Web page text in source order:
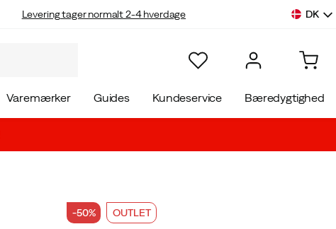
Levering tager normalt 2-4 hverdage DK
Varemærker Guides Kundeservice Bæredygtighed
-50% OUTLET